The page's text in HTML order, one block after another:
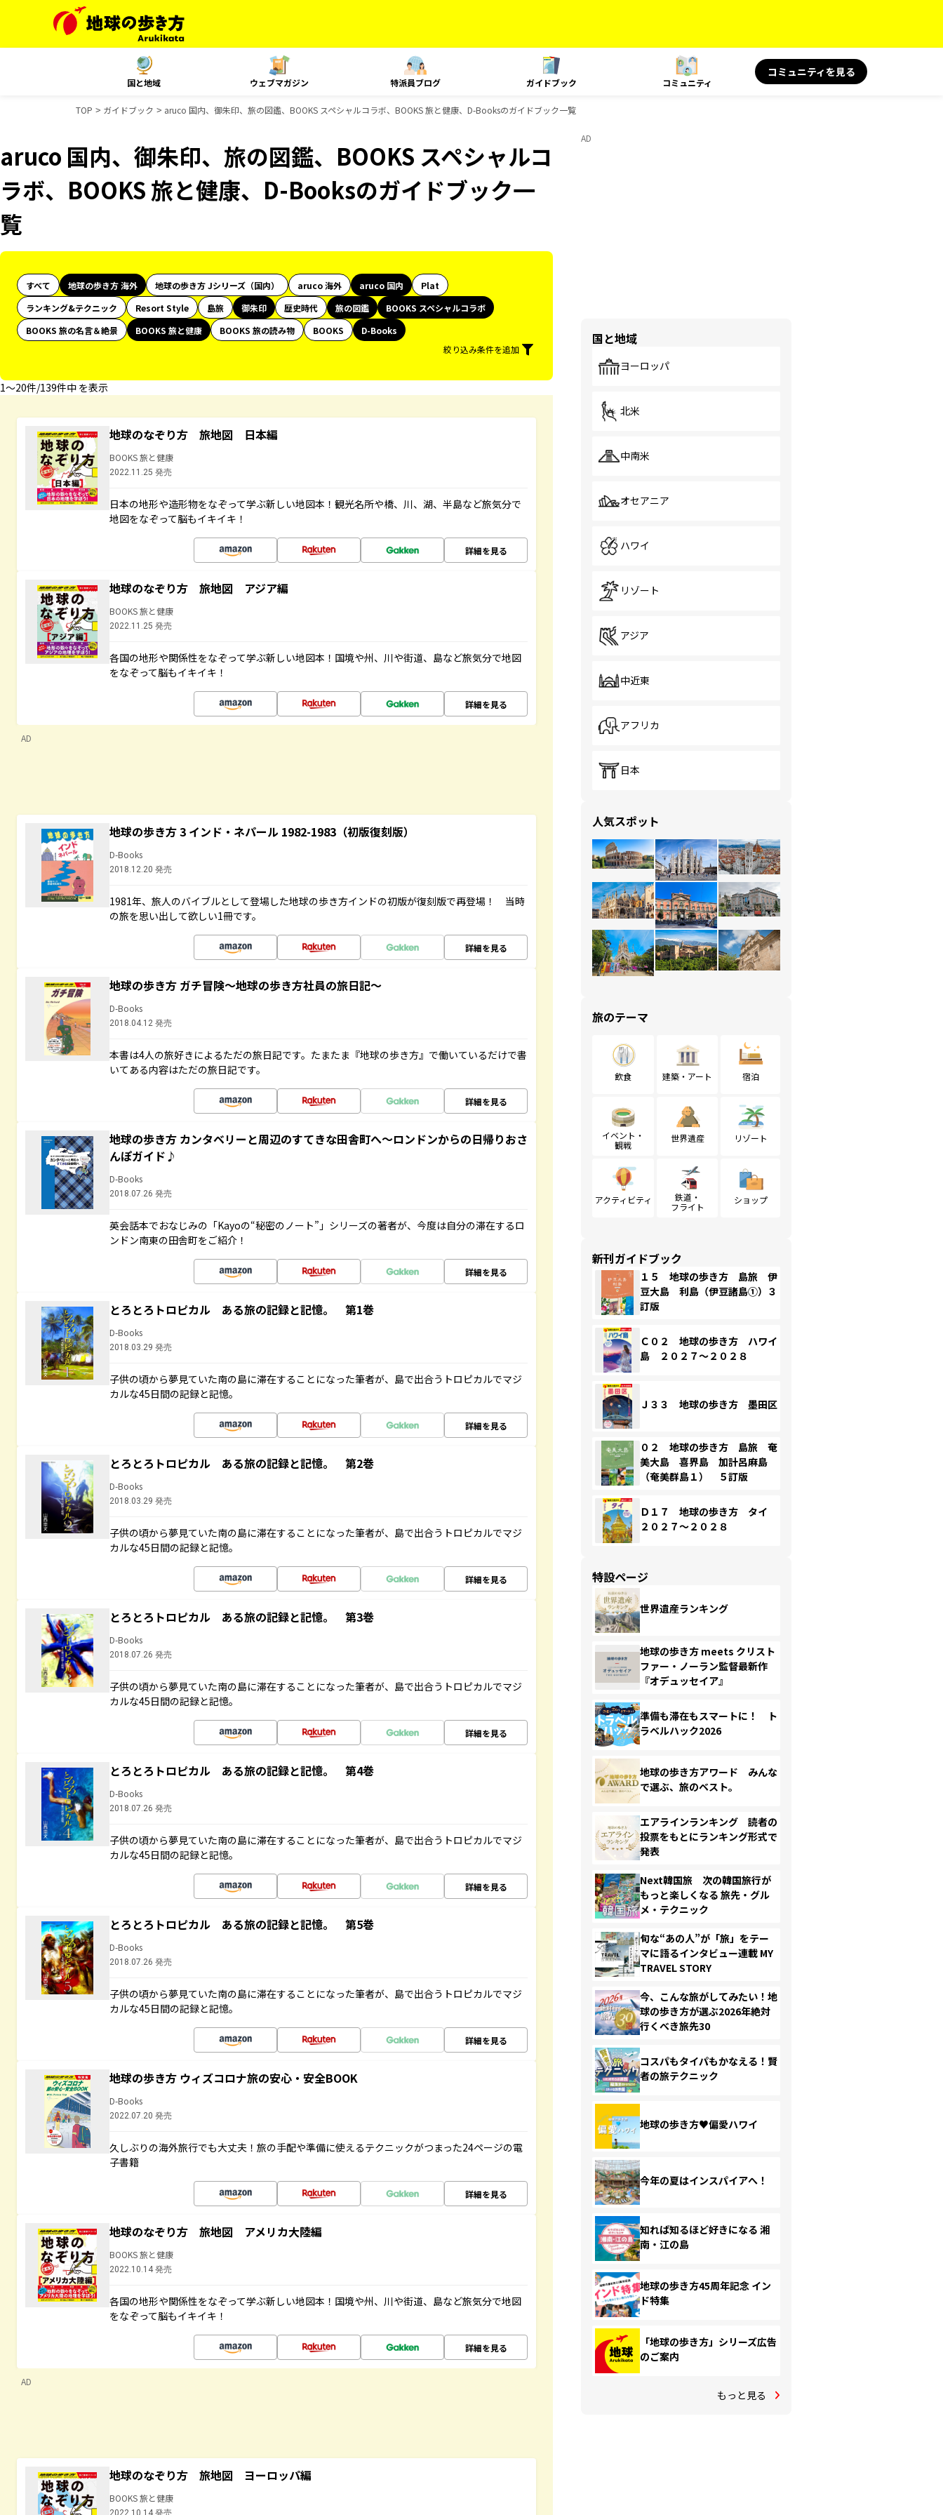
国と地域 ウェブマガジン 特派員ブログ ガイドブック コミュニティ
コミュニティを見る
TOP ガイドブック aruco 国内、御朱印、旅の図鑑、BOOKS スペシャルコラボ、BOOKS 旅と健康、D-Booksのガイドブック一覧
aruco 国内、御朱印、旅の図鑑、BOOKS スペシャルコ
ラボ、BOOKS 旅と健康、D-Booksのガイドブック一
覧
すべて 地球の歩き方 海外 地球の歩き方 Jシリーズ（国内） aruco 海外 aruco 国内
Plat
ランキング&テクニック
Resort Style 島旅 御朱印 歴史時代 旅の図鑑
BOOKS スペシャルコラボ
BOOKS 旅の名言＆絶景
BOOKS 旅と健康 BOOKS 旅の読み物 BOOKS
D-Books
絞り込み条件を追加
1〜20件/139件中 を表示
地球のなぞり方 旅地図 日本編
BOOKS 旅と健康
2022.11.25 発売
日本の地形や造形物をなぞって学ぶ新しい地図本！観光名所や橋、川、湖、半島など旅気分で
地図をなぞって脳もイキイキ！
詳細を見る
地球のなぞり方 旅地図 アジア編
BOOKS 旅と健康
2022.11.25 発売
各国の地形や関係性をなぞって学ぶ新しい地図本！国境や州、川や街道、島など旅気分で地図
をなぞって脳もイキイキ！
詳細を見る
AD
地球の歩き方 3 インド・ネパール 1982-1983（初版復刻版）
D-Books
2018.12.20 発売
1981年、旅人のバイブルとして登場した地球の歩き方インドの初版が復刻版で再登場！ 当時
の旅を思い出して欲しい1冊です。
詳細を見る
地球の歩き方 ガチ冒険～地球の歩き方社員の旅日記～
D-Books
2018.04.12 発売
本書は4人の旅好きによるただの旅日記です。たまたま『地球の歩き方』で働いているだけで書
いてある内容はただの旅日記です。
詳細を見る
地球の歩き方 カンタベリーと周辺のすてきな田舎町へ～ロンドンからの日帰りおさ
んぽガイド♪
D-Books
2018.07.26 発売
英会話本でおなじみの「Kayoの“秘密のノート”」シリーズの著者が、今度は自分の滞在するロ
ンドン南東の田舎町をご紹介！
詳細を見る
とろとろトロピカル ある旅の記録と記憶。 第1巻
D-Books
2018.03.29 発売
子供の頃から夢見ていた南の島に滞在することになった筆者が、島で出合うトロピカルでマジ
カルな45日間の記録と記憶。
詳細を見る
とろとろトロピカル ある旅の記録と記憶。 第2巻
D-Books
2018.03.29 発売
子供の頃から夢見ていた南の島に滞在することになった筆者が、島で出合うトロピカルでマジ
カルな45日間の記録と記憶。
詳細を見る
とろとろトロピカル ある旅の記録と記憶。 第3巻
D-Books
2018.07.26 発売
子供の頃から夢見ていた南の島に滞在することになった筆者が、島で出合うトロピカルでマジ
カルな45日間の記録と記憶。
詳細を見る
とろとろトロピカル ある旅の記録と記憶。 第4巻
D-Books
2018.07.26 発売
子供の頃から夢見ていた南の島に滞在することになった筆者が、島で出合うトロピカルでマジ
カルな45日間の記録と記憶。
詳細を見る
とろとろトロピカル ある旅の記録と記憶。 第5巻
D-Books
2018.07.26 発売
子供の頃から夢見ていた南の島に滞在することになった筆者が、島で出合うトロピカルでマジ
カルな45日間の記録と記憶。
詳細を見る
地球の歩き方 ウィズコロナ旅の安心・安全BOOK
D-Books
2022.07.20 発売
久しぶりの海外旅行でも大丈夫！旅の手配や準備に使えるテクニックがつまった24ページの電
子書籍
詳細を見る
地球のなぞり方 旅地図 アメリカ大陸編
BOOKS 旅と健康
2022.10.14 発売
各国の地形や関係性をなぞって学ぶ新しい地図本！国境や州、川や街道、島など旅気分で地図
をなぞって脳もイキイキ！
詳細を見る
AD
地球のなぞり方 旅地図 ヨーロッパ編
BOOKS 旅と健康
2022.10.14 発売
AD
国と地域
ヨーロッパ
北米
中南米
オセアニア
ハワイ
リゾート
アジア
中近東
アフリカ
日本
人気スポット
旅のテーマ
飲食 建築・アート 宿泊
イベント・
観戦
世界遺産 リゾート
アクティビティ
鉄道・
フライト
ショップ
新刊ガイドブック
１５ 地球の歩き方 島旅 伊
豆大島 利島（伊豆諸島①）３
訂版
Ｃ０２ 地球の歩き方 ハワイ
島 ２０２７～２０２８
Ｊ３３ 地球の歩き方 墨田区
０２ 地球の歩き方 島旅 奄
美大島 喜界島 加計呂麻島
（奄美群島１） ５訂版
Ｄ１７ 地球の歩き方 タイ
２０２７～２０２８
特設ページ
世界遺産ランキング
地球の歩き方 meets クリスト
ファー・ノーラン監督最新作
『オデュッセイア』
準備も滞在もスマートに！ ト
ラベルハック2026
地球の歩き方アワード みんな
で選ぶ、旅のベスト。
エアラインランキング 読者の
投票をもとにランキング形式で
発表
Next韓国旅 次の韓国旅行が
もっと楽しくなる 旅先・グル
メ・テクニック
旬な“あの人”が「旅」をテー
マに語るインタビュー連載 MY
TRAVEL STORY
今、こんな旅がしてみたい！地
球の歩き方が選ぶ2026年絶対
行くべき旅先30
コスパもタイパもかなえる！賢
者の旅テクニック
地球の歩き方♥偏愛ハワイ
今年の夏はインスパイアへ！
知れば知るほど好きになる 湘
南・江の島
地球の歩き方45周年記念 イン
ド特集
「地球の歩き方」シリーズ広告
のご案内
もっと見る